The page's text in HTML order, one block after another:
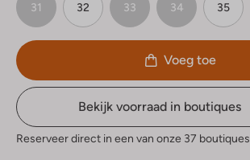
31 32 33 34 35
Voeg toe
Bekijk voorraad in boutiques
Reserveer direct in een van onze 37 boutiques